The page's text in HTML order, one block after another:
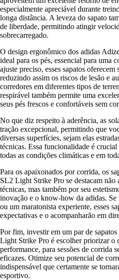
especialmente apreciável durante
longa distância. A leveza do sapato
de liberdade, permitindo atingir
sobrecarregado.
O design ergonômico dos adidas
ideal para os pés, essencial para uma
ajuste preciso, esses sapatos
reduzindo assim os riscos de lesão e
corredores em diferentes tipos de
respirável também permite uma
seus pés frescos e confortáveis sem
No que diz respeito à aderência, as
tração excepcional, permitindo que
diversas superfícies, sejam elas
técnicas. Essa funcionalidade é
todas as condições climáticas e em
Para os apaixonados por corrida, os
SL2 Light Strike Pro se destacam não
técnicas, mas também por seu
inovação e o know-how da adidas.
ou um maratonista experiente, esses
expectativas e o acompanharão em
Por fim, investir em um par de
Light Strike Pro é escolher priorizar o
performance, para sessões de corrida
eficazes. Otimize seu potencial de
indispensável que certamente se
esportivo.